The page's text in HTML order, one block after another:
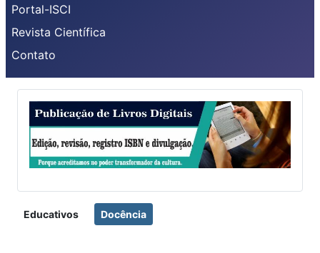
Portal-ISCI
Revista Científica
Contato
Educativos Docência